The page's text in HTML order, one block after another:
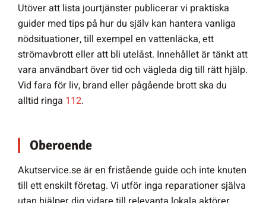
Utöver att lista jourtjänster publicerar vi praktiska
guider med tips på hur du själv kan hantera vanliga
nödsituationer, till exempel en vattenläcka, ett
strömavbrott eller att bli utelåst. Innehållet är tänkt att
vara användbart över tid och vägleda dig till rätt hjälp.
Vid fara för liv, brand eller pågående brott ska du
alltid ringa 112.
Oberoende
Akutservice.se är en fristående guide och inte knuten
till ett enskilt företag. Vi utför inga reparationer själva